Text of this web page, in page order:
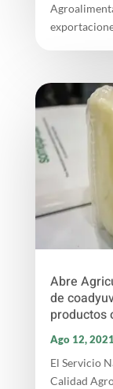
Abre
de
productos
Ago 12, 2021
El Servicio
Calidad